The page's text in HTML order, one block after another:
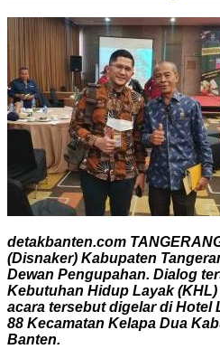
detakbanten.com
(Disnaker) Kabupaten
Dewan Pengupahan. Dialog
Kebutuhan Hidup Layak (KHL)
acara tersebut digelar di Hotel
88 Kecamatan Kelapa Dua
Banten.